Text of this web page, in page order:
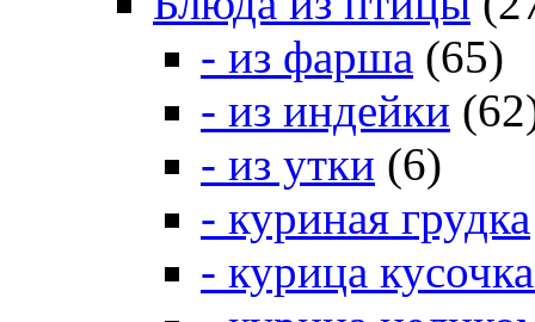
- из фарша (65)
- из индейки
- из утки (6)
- куриная грудка
- курица